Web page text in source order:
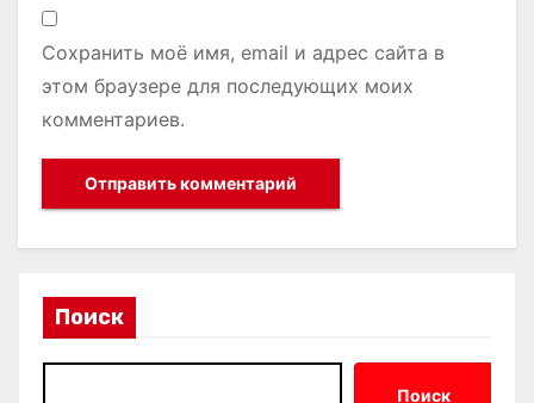
Сохранить моё имя, email и адрес сайта в
этом браузере для последующих моих
комментариев.
Поиск
Поиск